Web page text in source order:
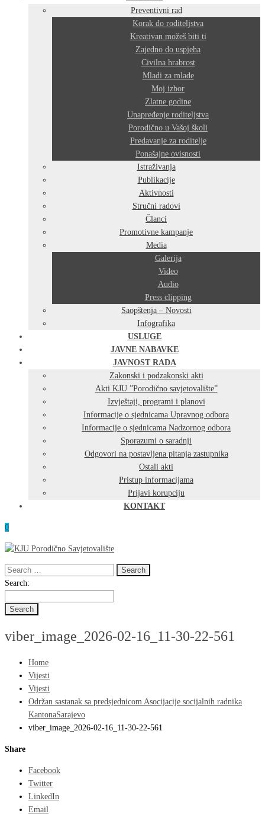
Preventivni rad
Korak do roditeljstva
Kreativan možeš biti ti
Zajedno do uspjeha
Civilna hrabrost
Mladi za mlade
Moj izbor
Zlatne godine
Unapređenje roditeljstva
Porodično u Vašoj školi
Predavanje za roditelje
Ponašajne ovisnosti
Istraživanja
Publikacije
Aktivnosti
Stručni radovi
Članci
Promotivne kampanje
Media
Galerija
Video
Audio
Press clipping
Saopštenja – Novosti
Infografika
USLUGE
JAVNE NABAVKE
JAVNOST RADA
Zakonski i podzakonski akti
Akti KJU ”Porodično savjetovalište”
Izvještaji, programi i planovi
Informacije o sjednicama Upravnog odbora
Informacije o sjednicama Nadzornog odbora
Sporazumi o saradnji
Odgovori na postavljena pitanja zastupnika
Ostali akti
Pristup informacijama
Prijavi korupciju
KONTAKT
0
Search
for:
Search
Search:
viber_image_2026-02-16_11-30-22-561
Home
Vijesti
Vijesti
Održan sastanak sa predsjednicom Asocijacije socijalnih radnika
KantonaSarajevo
viber_image_2026-02-16_11-30-22-561
Share
Facebook
Twitter
LinkedIn
Email